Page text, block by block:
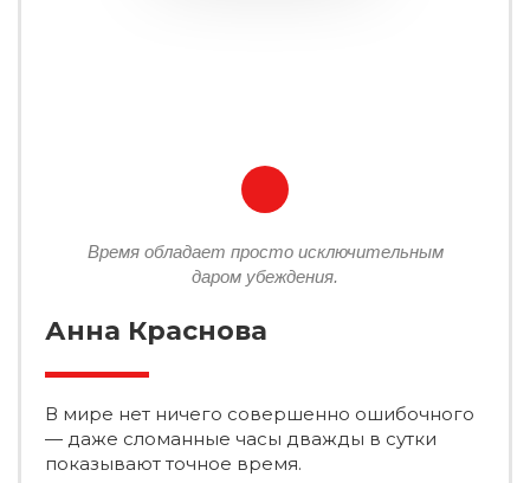
Время обладает просто исключительным
даром убеждения.
Анна Краснова
В мире нет ничего совершенно ошибочного
— даже сломанные часы дважды в сутки
показывают точное время.